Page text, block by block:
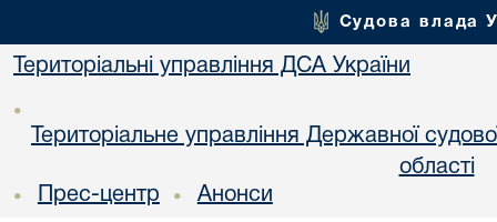
Судова влада
Територіальні управління ДСА України
•
Територіальне управління Державної
областi
• Прес-центр • Анонси